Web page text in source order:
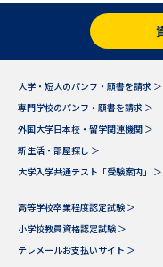
先輩が入学を決めた理由
新生活お役立ちガイド
大学で学びたい学問発見
大学・短大のパンフ・願書を請求 ＞
専門学校のパンフ・願書を請求 ＞
外国大学日本校・留学関連機関 ＞
新生活・部屋探し ＞
大学入学共通テスト「受験案内」 ＞
高等学校卒業程度認定試験 ＞
小学校教員資格認定試験 ＞
テレメールお支払いサイト ＞